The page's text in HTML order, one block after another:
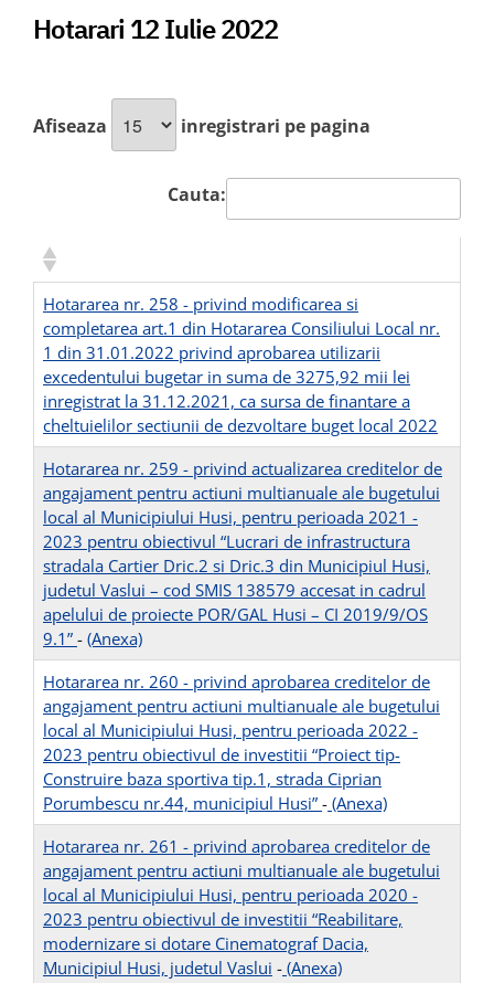
Hotarari 12 Iulie 2022
Afiseaza inregistrari pe pagina
Cauta:
Hotararea nr. 258 - privind modificarea si
completarea art.1 din Hotararea Consiliului Local nr.
1 din 31.01.2022 privind aprobarea utilizarii
excedentului bugetar in suma de 3275,92 mii lei
inregistrat la 31.12.2021, ca sursa de finantare a
cheltuielilor sectiunii de dezvoltare buget local 2022
Hotararea nr. 259 - privind actualizarea creditelor de
angajament pentru actiuni multianuale ale bugetului
local al Municipiului Husi, pentru perioada 2021 -
2023 pentru obiectivul “Lucrari de infrastructura
stradala Cartier Dric.2 si Dric.3 din Municipiul Husi,
judetul Vaslui – cod SMIS 138579 accesat in cadrul
apelului de proiecte POR/GAL Husi – CI 2019/9/OS
9.1” - (Anexa)
Hotararea nr. 260 - privind aprobarea creditelor de
angajament pentru actiuni multianuale ale bugetului
local al Municipiului Husi, pentru perioada 2022 -
2023 pentru obiectivul de investitii “Proiect tip-
Construire baza sportiva tip.1, strada Ciprian
Porumbescu nr.44, municipiul Husi” - (Anexa)
Hotararea nr. 261 - privind aprobarea creditelor de
angajament pentru actiuni multianuale ale bugetului
local al Municipiului Husi, pentru perioada 2020 -
2023 pentru obiectivul de investitii “Reabilitare,
modernizare si dotare Cinematograf Dacia,
Municipiul Husi, judetul Vaslui - (Anexa)